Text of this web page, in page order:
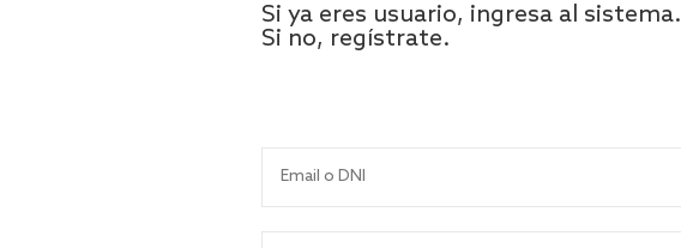
Si ya eres usuario, ingresa al sistema.
Si no, regístrate.